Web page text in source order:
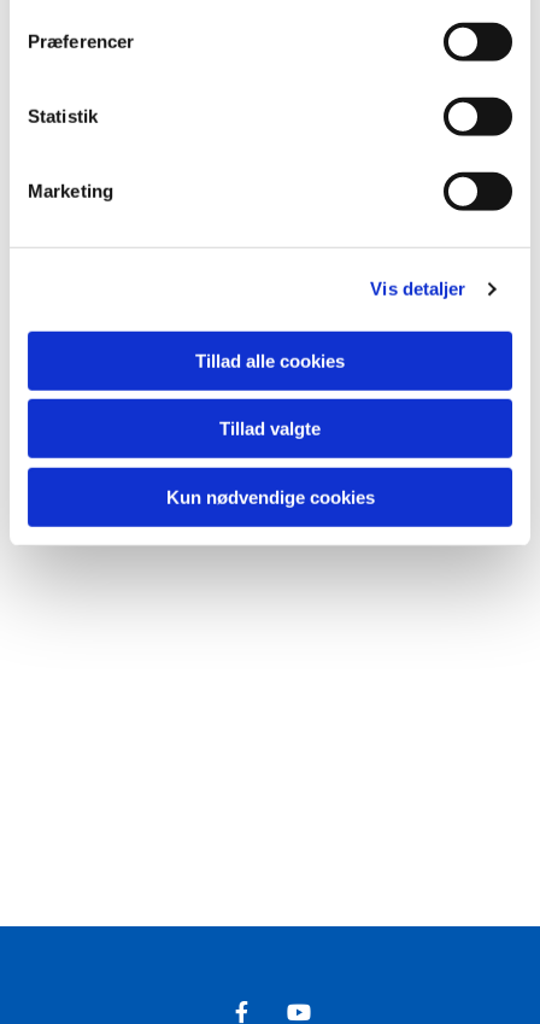
Præferencer
Statistik
Marketing
Vis detaljer
Tillad alle cookies
Tillad valgte
Kun nødvendige cookies
Du vil måske også kunne